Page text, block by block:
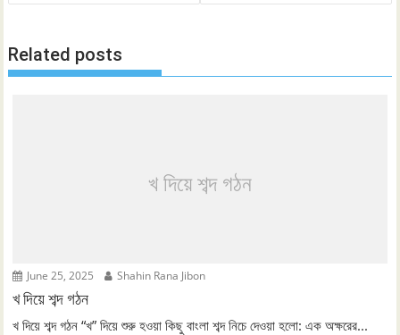
Related posts
খ দিয়ে শব্দ গঠন
June 25, 2025 Shahin Rana Jibon
খ দিয়ে শব্দ গঠন
খ দিয়ে শব্দ গঠন “খ” দিয়ে শুরু হওয়া কিছু বাংলা শব্দ নিচে দেওয়া হলো: এক অক্ষরের...